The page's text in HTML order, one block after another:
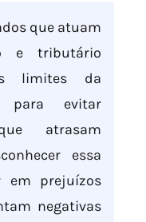
que atuam
e tributário
limites da
para evitar
atrasam
essa
em prejuízos
negativas